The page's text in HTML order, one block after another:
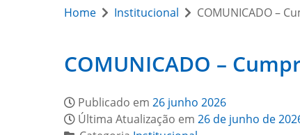
Home Institucional COMUNICADO –
COMUNICADO –
Publicado em 26 junho 2026
Última Atualização em 26 de junho de